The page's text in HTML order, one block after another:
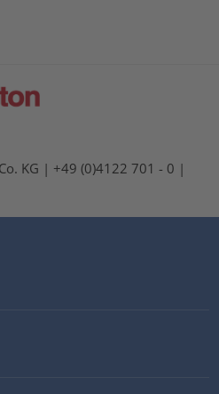
KG | +49 (0)4122 701 - 0 |